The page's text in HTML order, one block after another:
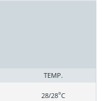
TEMP.
28/28°C